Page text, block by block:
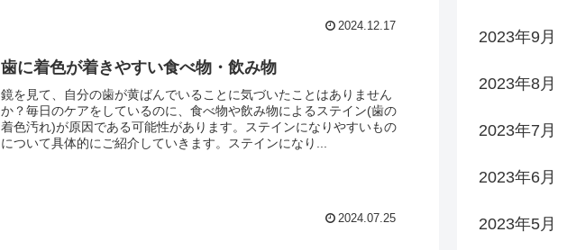
2024.12.17
歯に着色が着きやすい食べ物・飲み物
鏡を見て、自分の歯が黄ばんでいることに気づいたことはありません
か？毎日のケアをしているのに、食べ物や飲み物によるステイン(歯の
着色汚れ)が原因である可能性があります。ステインになりやすいもの
について具体的にご紹介していきます。ステインになり...
2024.07.25
2023年9月
2023年8月
2023年7月
2023年6月
2023年5月